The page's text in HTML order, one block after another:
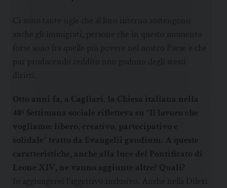
vogliamo: libero, creativo, partecipativo e
solidale” tratto da Evangelii gaudium. A queste
caratteristiche, anche alla luce del Pontificato di
Leone XIV, ne vanno aggiunte altre? Quali?
Io aggiungerei l’aggettivo inclusivo. Anche nella Dilexi